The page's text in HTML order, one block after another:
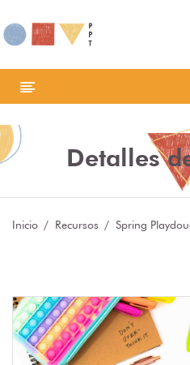
Detalles
Inicio Recursos Spring